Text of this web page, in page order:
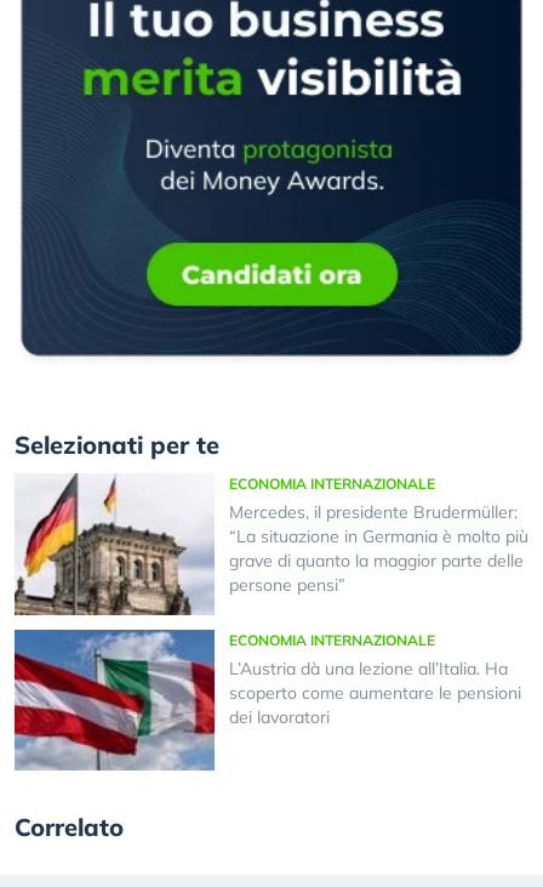
Selezionati per te
ECONOMIA INTERNAZIONALE
Mercedes, il presidente Brudermüller:
“La situazione in Germania è molto più
grave di quanto la maggior parte delle
persone pensi”
ECONOMIA INTERNAZIONALE
L’Austria dà una lezione all’Italia. Ha
scoperto come aumentare le pensioni
dei lavoratori
Correlato